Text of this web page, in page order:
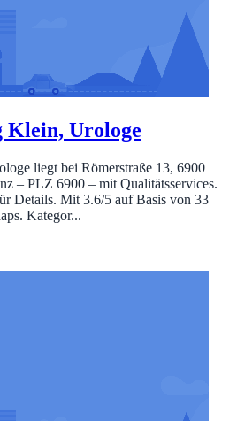
Klein, Urologe
liegt bei Römerstraße 13, 6900
– PLZ 6900 – mit Qualitätsservices.
Details. Mit 3.6/5 auf Basis von 33
Kategor...